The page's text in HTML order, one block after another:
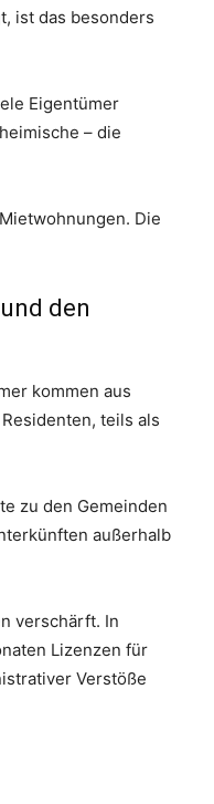
ist das besonders
Eigentümer
– die
Die
den
kommen aus
teils als
zu den Gemeinden
außerhalb
verschärft. In
Lizenzen für
Verstöße